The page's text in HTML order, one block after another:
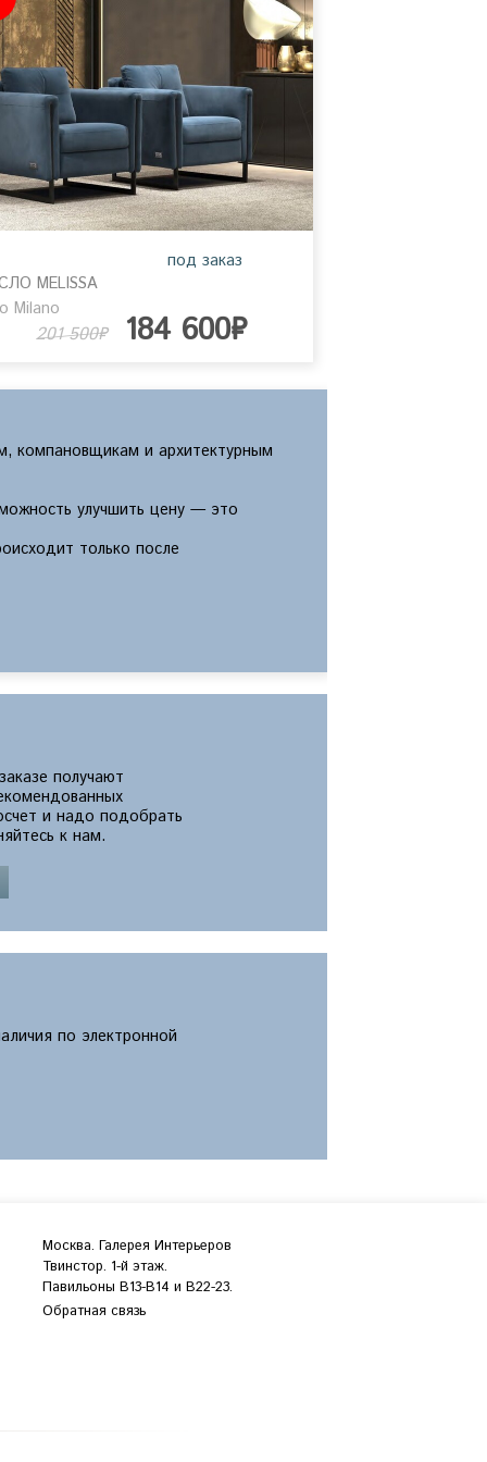
под заказ
201 500₽ 184 600₽
MELISSA
Milano
компановщикам и архитектурным
улучшить цену — это
только после
получают
и надо подобрать
к нам.
по электронной
Москва. Галерея Интерьеров
Твинстор. 1-й этаж.
Павильоны B13-B14 и В22-23.
Обратная связь